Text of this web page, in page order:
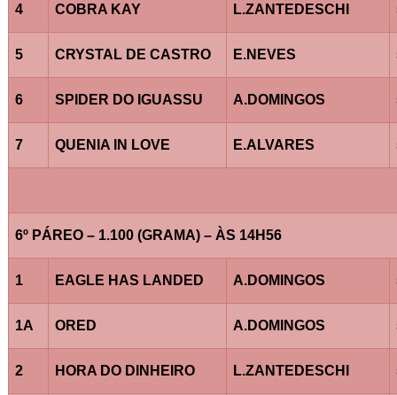
4 COBRA KAY L.ZANTEDESCHI
5 CRYSTAL DE CASTRO E.NEVES
6 SPIDER DO IGUASSU A.DOMINGOS
7 QUENIA IN LOVE E.ALVARES
6º PÁREO – 1.100 (GRAMA) – ÀS 14H56
1 EAGLE HAS LANDED A.DOMINGOS
1A ORED A.DOMINGOS
2 HORA DO DINHEIRO L.ZANTEDESCHI